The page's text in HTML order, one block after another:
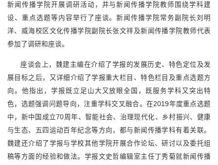
新闻传播学院开展调研活动，并与新闻传播学院教师围绕学科建
设、重点选题等内容举行了座谈。新闻传播学院常务副院长刘明
洋、威海校区文化传播学院副院长张文祥及新闻传播学院教师代表
参加了调研和座谈。
座谈会上，魏建主编在介绍了学报的发展历史、特色定位及发
展目标之后，又详细介绍了学报重大栏目、特色栏目及重点选题方
向。他指出，学报既立足山大又放眼全国，既服务学科又突出特
色，选题强调问题导向，注重学科交叉融合。在2019年度重点选题
中，新中国成立70周年、智能社会、治理现代化、乡村振兴、健康
与生态、五四运动百年纪念等方向，都与新闻传播学科有着关联。
魏建还介绍了学报与学校其他学院开展合作论坛、研讨以及委托组
稿等方面的经验和做法。学报文史哲编辑室主任丁秀菊就新闻传播